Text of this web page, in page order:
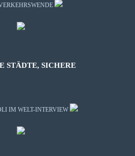
STÄDTE, SICHERE
IM WELT-INTERVIEW